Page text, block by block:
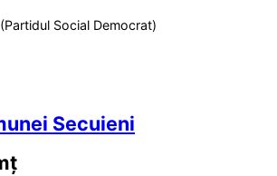
Social Democrat)
Secuieni